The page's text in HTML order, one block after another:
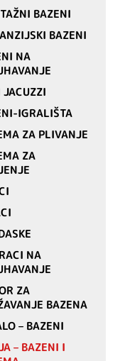
BAZENI
BAZENI
NA
JACUZZI
IGRALIŠTA
ZA PLIVANJE
ZA
NA
ZA
BAZENA
– BAZENI
– BAZENI I